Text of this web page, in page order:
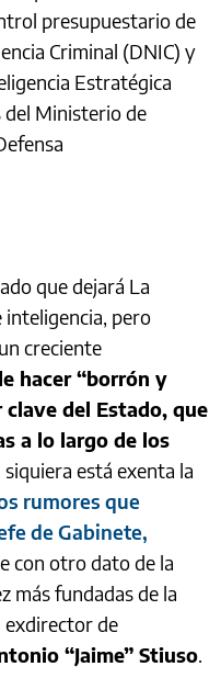
presupuestario de
Criminal (DNIC) y
Estratégica
Ministerio de
que dejará La
pero
creciente
hacer “borrón y
del Estado, que
a lo largo de los
siquiera está exenta la
rumores que
de Gabinete,
con otro dato de la
más fundadas de la
exdirector de
“Jaime” Stiuso.